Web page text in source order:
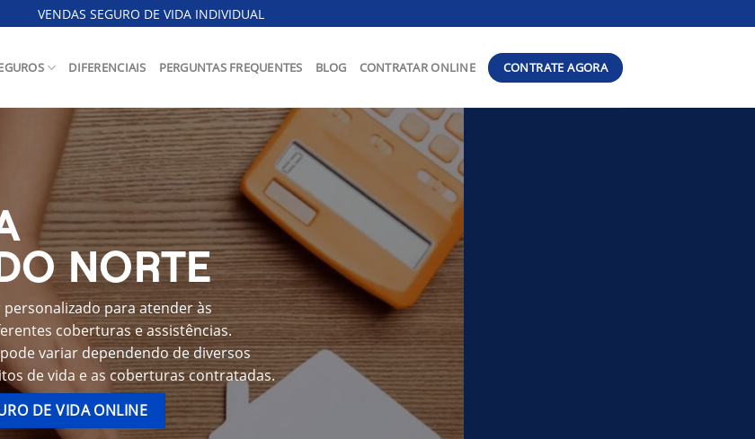
VENDAS SEGURO DE VIDA INDIVIDUAL
DIFERENCIAIS PERGUNTAS FREQUENTES BLOG CONTRATAR ONLINE CONTRATE AGORA
NORTE
para atender às
coberturas e assistências.
variar dependendo de diversos
de vida e as coberturas contratadas.
DE VIDA ONLINE